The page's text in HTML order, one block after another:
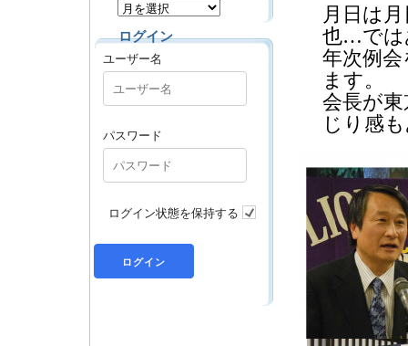
月日は
也…では
年次例
ます。
会長が
じり感
ログイン
ユーザー名
パスワード
ログイン状態を保持する